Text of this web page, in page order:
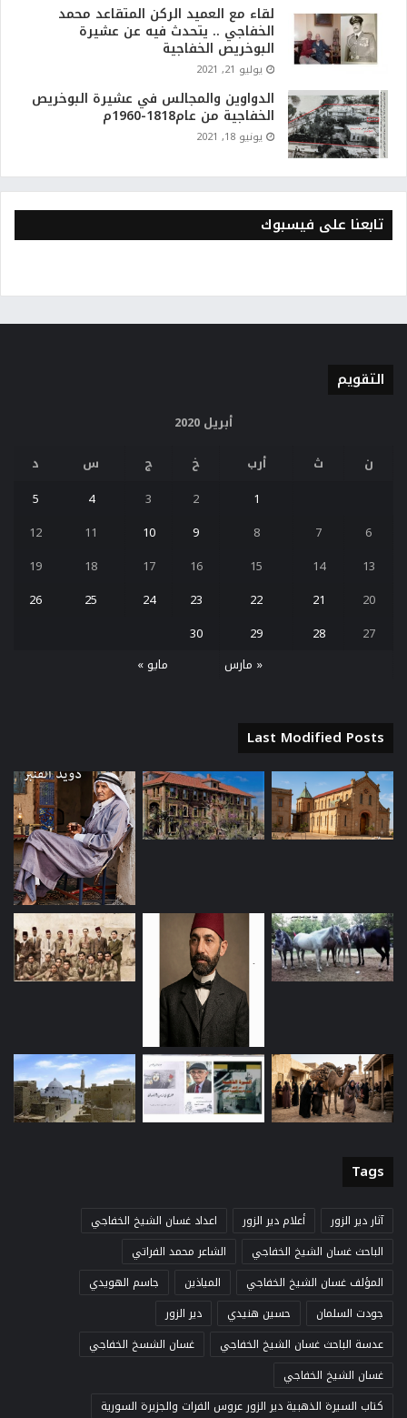
لقاء مع العميد الركن المتقاعد محمد
الخفاجي .. يتحدث فيه عن عشيرة
البوخريص الخفاجية
يوليو 21, 2021
الدواوين والمجالس في عشيرة البوخريص
الخفاجية من عام1818-1960م
يونيو 18, 2021
تابعنا على فيسبوك
التقويم
أبريل 2020
ن
ث أرب خ ج س د
« مارس مايو »
1
2
3
4
5
6
7
8
9
10
11
12
13
14
15
16
17
18
19
20
21
22
23
24
25
26
27
28
29
30
Last Modified Posts
Tags
آثار دير الزور أعلام دير الزور
اعداد غسان الشيخ الخفاجي
الباحث غسان الشيخ الخفاجي
الشاعر محمد الفراتي
المؤلف غسان الشيخ الخفاجي
المياذين
جاسم الهويدي
جودت السلمان
حسين هنيدي
دير الزور
عدسة الباحث غسان الشيخ الخفاجي
غسان الشسخ الخفاجي
غسان الشيخ الخفاجي
كتاب السيرة الذهبية دير الزور عروس الفرات والجزيرة السورية